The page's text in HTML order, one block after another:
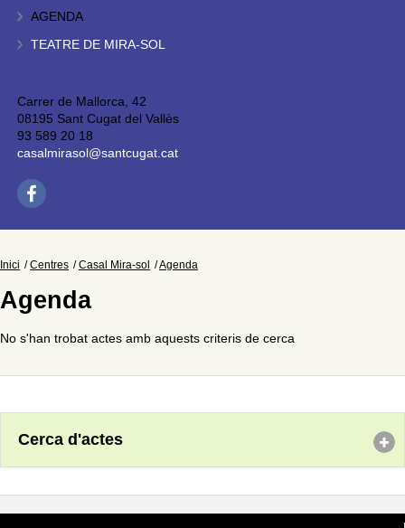
AGENDA
TEATRE DE MIRA-SOL
Carrer de Mallorca, 42
08195 Sant Cugat del Vallès
93 589 20 18
casalmirasol@santcugat.cat
Inici Centres Casal Mira-sol Agenda
Agenda
No s'han trobat actes amb aquests criteris de cerca
Cerca d'actes